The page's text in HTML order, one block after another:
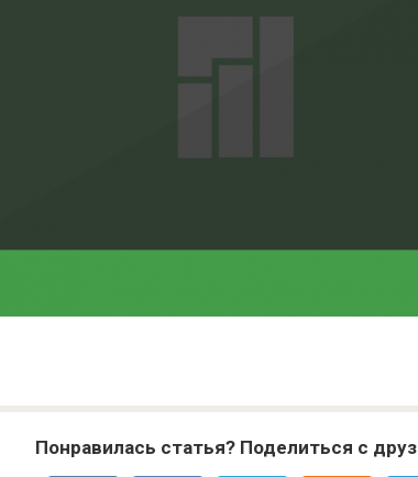
Понравилась статья? Поделиться с